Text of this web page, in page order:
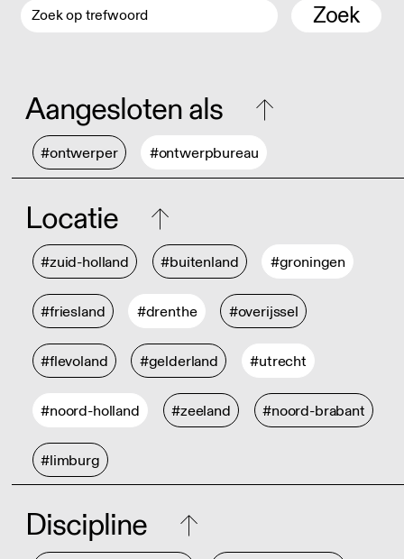
Zoek
Aangesloten als
#ontwerper #ontwerpbureau
Locatie
#zuid-holland #buitenland #groningen
#friesland #drenthe #overijssel
#flevoland #gelderland #utrecht
#noord-holland #zeeland #noord-brabant
#limburg
Discipline